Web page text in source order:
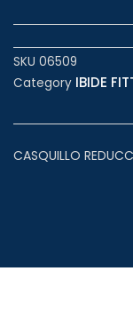
SKU 06509
Category IBIDE
CASQUILLO